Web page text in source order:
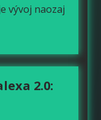
vývoj naozaj
2.0: